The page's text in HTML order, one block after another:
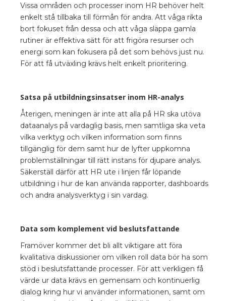
Vissa områden och processer inom HR behöver helt
enkelt stå tillbaka till förmån för andra. Att våga rikta
bort fokuset från dessa och att våga släppa gamla
rutiner är effektiva sätt för att frigöra resurser och
energi som kan fokusera på det som behövs just nu.
För att få utväxling krävs helt enkelt prioritering.
Satsa på utbildningsinsatser inom HR-analys
Återigen, meningen är inte att alla på HR ska utöva
dataanalys på vardaglig basis, men samtliga ska veta
vilka verktyg och vilken information som finns
tillgänglig för dem samt hur de lyfter uppkomna
problemställningar till rätt instans för djupare analys.
Säkerställ därför att HR ute i linjen får löpande
utbildning i hur de kan använda rapporter, dashboards
och andra analysverktyg i sin vardag.
Data som komplement vid beslutsfattande
Framöver kommer det bli allt viktigare att föra
kvalitativa diskussioner om vilken roll data bör ha som
stöd i beslutsfattande processer. För att verkligen få
värde ur data krävs en gemensam och kontinuerlig
dialog kring hur vi använder informationen, samt om